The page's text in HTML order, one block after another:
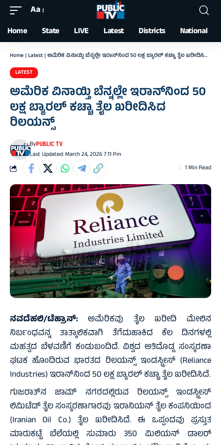
Font
Resizer
Aa
Home State LIVE Latest Districts National
Home | Latest | ಅಮೆರಿಕ ವಿನಾಯ್ತಿ ಬೆನ್ನಲ್ಲೇ ಇರಾನ್‌ನಿಂದ 50 ಲಕ್ಷ ಬ್ಯಾರಲ್‌ ಕಚ್ಚಾ ತೈಲ ಖರೀದಿಸಿದ ರಿಲಯನ್ಸ್
LATEST
ಅಮೆರಿಕ ವಿನಾಯ್ತಿ ಬೆನ್ನಲ್ಲೇ ಇರಾನ್‌ನಿಂದ 50
ಲಕ್ಷ ಬ್ಯಾರಲ್‌ ಕಚ್ಚಾ ತೈಲ ಖರೀದಿಸಿದ
ರಿಲಯನ್ಸ್
Last Updated: March 24, 2026 7:11 Pm
ByPUBLIC TV
1 Min Read
ನವದೆಹಲಿ/ಟೆಹ್ರಾನ್‌: ಅಮೆರಿಕವು ತೈಲ ಖರೀದಿ ಮೇಲಿನ
ನಿರ್ಬಂಧವನ್ನ ತಾತ್ಕಾಲಿಕವಾಗಿ ತೆಗೆದುಹಾಕಿದ ಕೆಲ ದಿನಗಳಲ್ಲಿ
ಮಹತ್ವದ ಬೆಳವಣಿಗೆ ಕಂಡುಬಂದಿದೆ. ವಿಶ್ವದ ಅತಿದೊಡ್ಡ ಸಂಸ್ಕರಣಾ
ಘಟಕ ಹೊಂದಿರುವ ಭಾರತದ ರಿಲಯನ್ಸ್ ಇಂಡಸ್ಟ್ರೀಸ್ (Reliance
Industries) ಇರಾನ್‌ನಿಂದ 50 ಲಕ್ಷ ಬ್ಯಾರಲ್‌ ಕಚ್ಚಾ ತೈಲ ಖರೀದಿಸಿದೆ.
ಗುಜರಾತ್‌ನ ಜಾಮ್‌ ನಗರದಲ್ಲಿರುವ ರಿಲಯನ್ಸ್ ಇಂಡಸ್ಟ್ರೀಸ್
ಲಿಮಿಟೆಡ್ ತೈಲ ಸಂಸ್ಕರಣಾಗಾರವು ಇರಾನಿಯನ್‌ ತೈಲ ಕಂಪನಿಯಿಂದ
(Iranian Oil Co.) ತೈಲ ಖರೀದಿಸಿದೆ. ಈ ಒಪ್ಪಂದವು ಪ್ರಸ್ತುತ
ಮಾರುಕಟ್ಟೆ ಬೆಲೆಯಲ್ಲಿ ಸುಮಾರು 350 ಮಿಲಿಯನ್‌ ಡಾಲರ್‌